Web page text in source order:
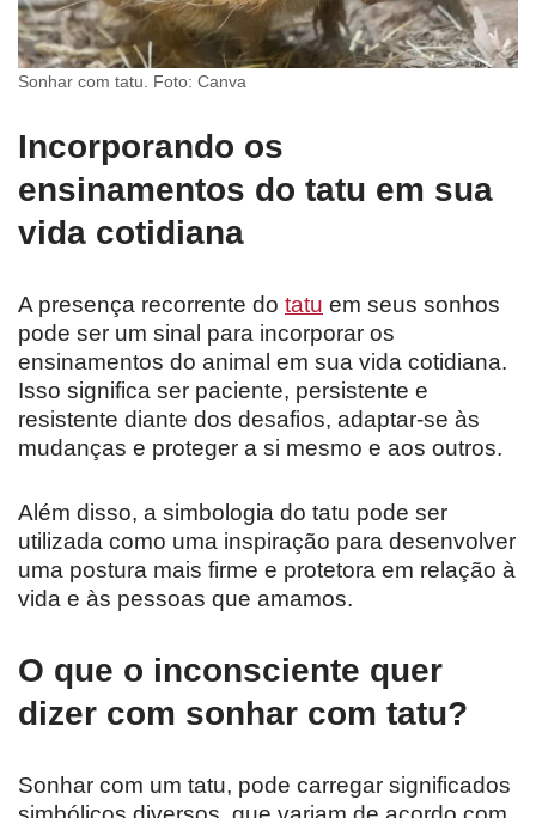
Sonhar com tatu. Foto: Canva
Incorporando os
ensinamentos do tatu em sua
vida cotidiana
A presença recorrente do tatu em seus sonhos
pode ser um sinal para incorporar os
ensinamentos do animal em sua vida cotidiana.
Isso significa ser paciente, persistente e
resistente diante dos desafios, adaptar-se às
mudanças e proteger a si mesmo e aos outros.
Além disso, a simbologia do tatu pode ser
utilizada como uma inspiração para desenvolver
uma postura mais firme e protetora em relação à
vida e às pessoas que amamos.
O que o inconsciente quer
dizer com sonhar com tatu?
Sonhar com um tatu, pode carregar significados